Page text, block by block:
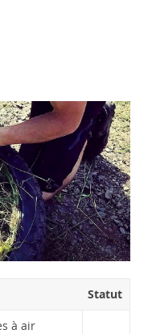
Statut
à air